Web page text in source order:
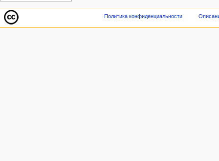
Политика конфиденциальности